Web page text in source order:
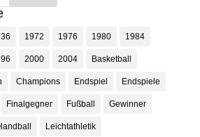
1972 1976 1980 1984
2000 2004 Basketball
Champions Endspiel Endspiele
Finalgegner Fußball Gewinner
Leichtathletik